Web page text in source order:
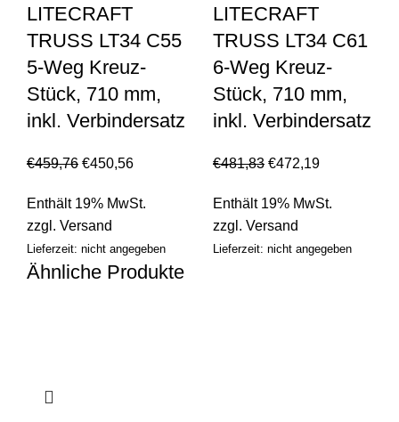
LITECRAFT
TRUSS LT34 C55
5-Weg Kreuz-
Stück, 710 mm,
inkl. Verbindersatz
€459,76 €450,56
Enthält 19% MwSt.
zzgl. Versand
Lieferzeit: nicht angegeben
LITECRAFT
TRUSS LT34 C61
6-Weg Kreuz-
Stück, 710 mm,
inkl. Verbindersatz
€481,83 €472,19
Enthält 19% MwSt.
zzgl. Versand
Lieferzeit: nicht angegeben
Ähnliche Produkte